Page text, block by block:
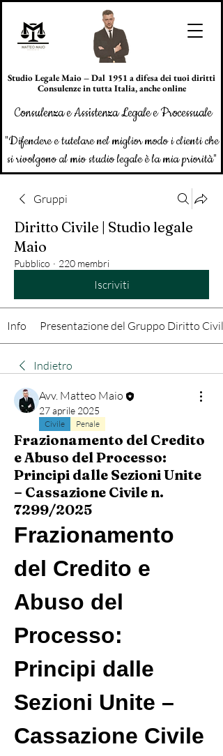
Studio Legale Maio – Dal 1951 a difesa dei tuoi diritti
Consulenze in tutta Italia, anche online
Consulenza e Assistenza Legale e Processuale
"Difendere e tutelare nel miglior modo i clienti che
si rivolgono al mio studio legale è la mia priorità"
Gruppi
Diritto Civile | Studio legale
Maio
Pubblico · 220 membri
Iscriviti
Info Presentazione del Gruppo Diritto Civile
Indietro
Avv. Matteo Maio
27 aprile 2025
Civile Penale
Frazionamento del Credito
e Abuso del Processo:
Principi dalle Sezioni Unite
– Cassazione Civile n.
7299/2025
Frazionamento
del Credito e
Abuso del
Processo:
Principi dalle
Sezioni Unite –
Cassazione Civile